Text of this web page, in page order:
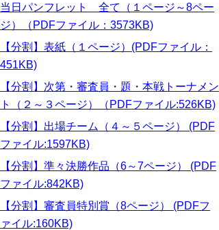
当日パンフレット 全て（１ページ～8ペー
ジ）（PDFファイル：3573KB)
【分割】表紙（１ページ）(PDFファイル：
451KB)
【分割】次第・審査員・題・本戦トーナメン
ト（２～３ページ）（PDFファイル:526KB)
【分割】出場チーム（４～５ページ） (PDF
ファイル:1597KB)
【分割】準々決勝作品（6～7ページ） (PDF
ファイル:842KB)
【分割】審査員特別賞（8ページ） (PDFフ
ァイル:160KB)